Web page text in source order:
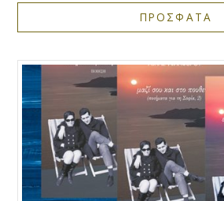
ΠΡΟΣΦΑΤΑ